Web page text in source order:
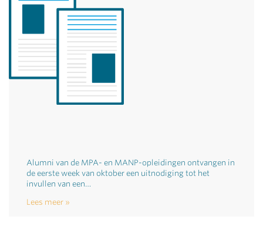
Alumni van de MPA- en MANP-opleidingen ontvangen in
de eerste week van oktober een uitnodiging tot het
invullen van een…
Lees meer